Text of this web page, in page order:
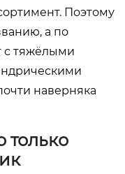
Поэтому
а по
с тяжёлыми
наверняка
только